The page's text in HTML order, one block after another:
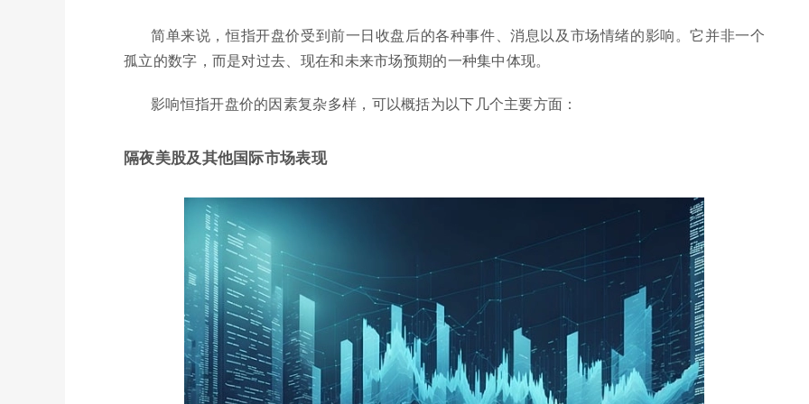
简单来说，恒指开盘价受到前一日收盘后的各种事件、消息以及市场情绪的影响。它并非一个
孤立的数字，而是对过去、现在和未来市场预期的一种集中体现。
影响恒指开盘价的因素复杂多样，可以概括为以下几个主要方面：
隔夜美股及其他国际市场表现